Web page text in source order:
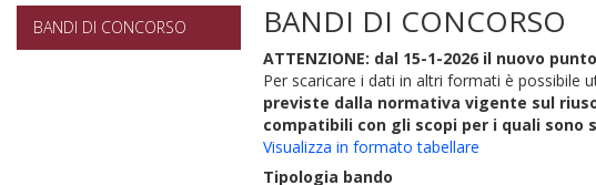
BANDI DI CONCORSO BANDI DI CONCORSO
ATTENZIONE: dal 15-1-2026 il nuovo
Per scaricare i dati in altri formati è possibile
previste dalla normativa vigente sul
compatibili con gli scopi per i quali
Visualizza in formato tabellare
Tipologia bando